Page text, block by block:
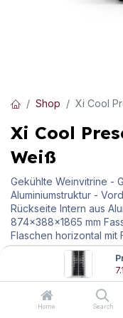
Home Search
Shop Xi Cool
Xi Cool
Weiß
Gekühlte Weinvitrine -
Aluminiumstruktur -
Rückseite Intern aus
874x388x1865 mm
Flaschen horizontal mit
Temperatur Einstellung
Umluft - LED-
DYNAMISCHES